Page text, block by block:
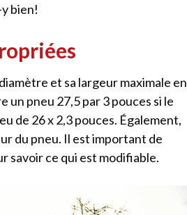
bien!
et sa largeur maximale en
pneu 27,5 par 3 pouces si le
de 26 x 2,3 pouces. Également,
du pneu. Il est important de
savoir ce qui est modifiable.